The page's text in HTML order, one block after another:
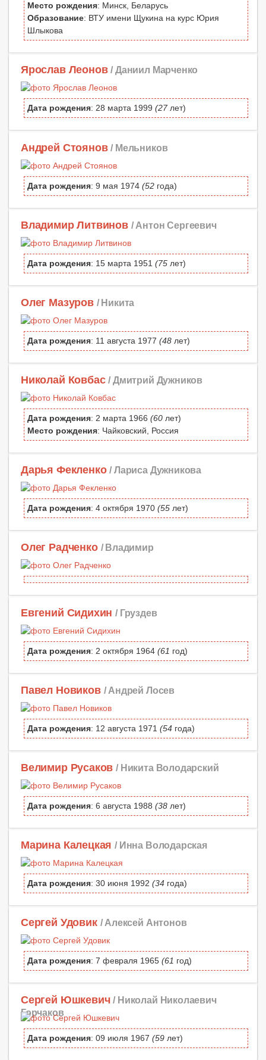
Место рождения: Минск, Беларусь
Образование: ВТУ имени Щукина на курс Юрия
Шлыкова
Ярослав Леонов / Даниил Марченко
Дата рождения: 28 марта 1999 (27лет)
Андрей Стоянов / Мельников
Дата рождения: 9 мая 1974 (52 года)
Владимир Литвинов / Антон Сергеевич
Дата рождения: 15 марта 1951 (75 лет)
Олег Мазуров / Никита
Дата рождения: 11 августа 1977 (48 лет)
Николай Ковбас / Дмитрий Дужников
Дата рождения: 2 марта 1966 (60 лет)
Место рождения: Чайковский, Россия
Дарья Фекленко / Лариса Дужникова
Дата рождения: 4 октября 1970 (55 лет)
Олег Радченко / Владимир
Евгений Сидихин / Груздев
Дата рождения: 2 октября 1964 (61 год)
Павел Новиков / Андрей Лосев
Дата рождения: 12 августа 1971 (54 года)
Велимир Русаков / Никита Володарский
Дата рождения: 6 августа 1988 (38 лет)
Марина Калецкая / Инна Володарская
Дата рождения: 30 июня 1992 (34 года)
Сергей Удовик / Алексей Антонов
Дата рождения: 7 февраля 1965 (61 год)
Сергей Юшкевич / Николай Николаевич
Горчаков
Дата рождения: 09 июля 1967 (59 лет)